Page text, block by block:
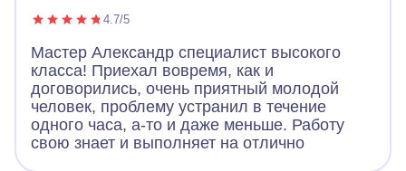
4.7/5
Мастер Александр специалист высокого
класса! Приехал вовремя, как и
договорились, очень приятный молодой
человек, проблему устранил в течение
одного часа, а-то и даже меньше. Работу
свою знает и выполняет на отлично